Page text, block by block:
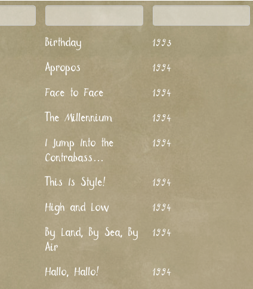
Birthday 1993
Apropos 1994
Face to Face 1994
The Millennium 1994
I Jump Into the
Contrabass…
1994
This Is Style! 1994
High and Low 1994
By Land, By Sea, By
Air
1994
Hallo, Hallo! 1994